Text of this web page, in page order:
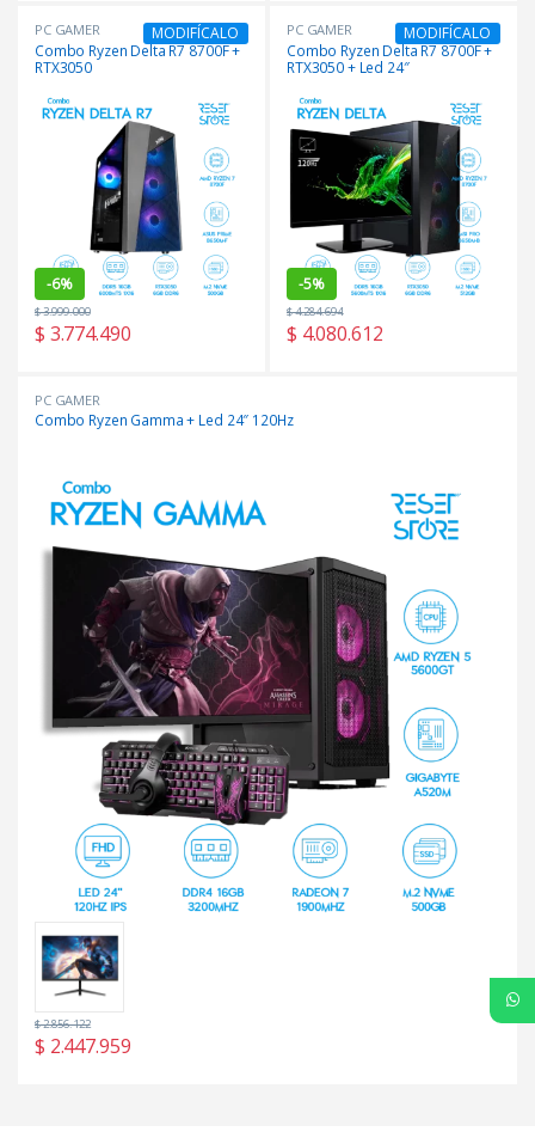
PC GAMER
Combo Ryzen Delta R7 8700F +
RTX3050
-6%
MODIFÍCALO
$ 3.774.490
$3.999.000
PC GAMER
Combo Ryzen Delta R7 8700F +
RTX3050 + Led 24″
-5%
MODIFÍCALO
$ 4.080.612
$4.284.694
PC GAMER
Combo Ryzen Gamma + Led 24″ 120Hz
$ 2.447.959
$2.856.122